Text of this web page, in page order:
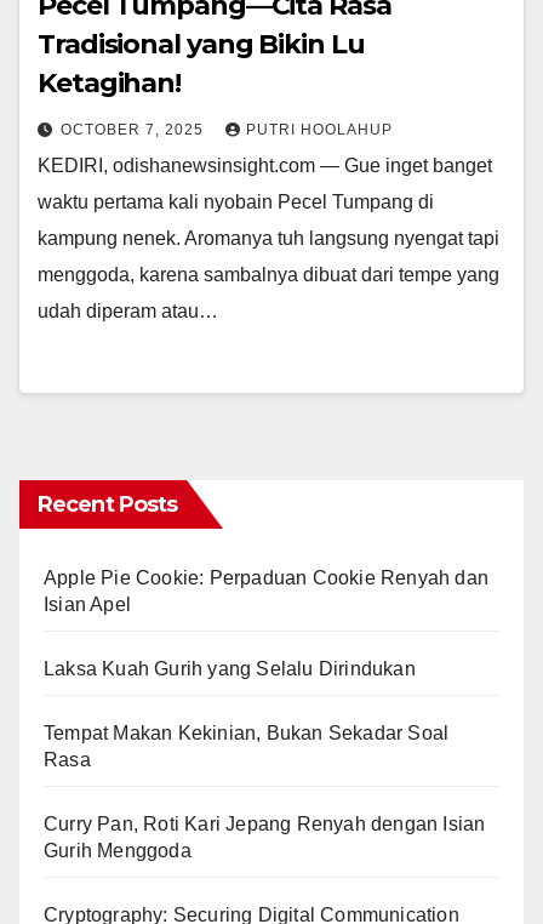
Tradisional yang Bikin Lu
Ketagihan!
OCTOBER 7, 2025 PUTRI HOOLAHUP
KEDIRI, odishanewsinsight.com — Gue inget banget
waktu pertama kali nyobain Pecel Tumpang di
kampung nenek. Aromanya tuh langsung nyengat tapi
menggoda, karena sambalnya dibuat dari tempe yang
udah diperam atau…
Recent Posts
Apple Pie Cookie: Perpaduan Cookie Renyah dan
Isian Apel
Laksa Kuah Gurih yang Selalu Dirindukan
Tempat Makan Kekinian, Bukan Sekadar Soal
Rasa
Curry Pan, Roti Kari Jepang Renyah dengan Isian
Gurih Menggoda
Cryptography: Securing Digital Communication